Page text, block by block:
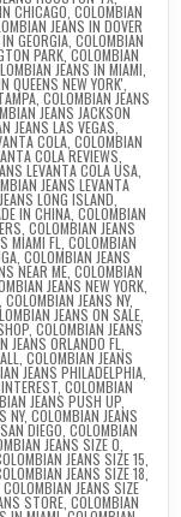
CHICAGO COLOMBIAN
JEANS IN DOVER
GEORGIA, COLOMBIAN
PARK ,COLOMBIAN
JEANS IN MIAMI
QUEENS NEW YORK'
COLOMBIAN JEANS
JEANS JACKSON
JEANS LAS VEGAS
COLA, COLOMBIAN
COLA REVIEWS
LEVANTA COLA USA
JEANS LEVANTA
LONG ISLAND
IN CHINA, COLOMBIAN
COLOMBIAN JEANS
MIAMI FL COLOMBIAN
COLOMBIAN JEANS
NEAR ME COLOMBIAN
JEANS NEW YORK
COLOMBIAN JEANS NY,
JEANS ON SALE
, COLOMBIAN JEANS
JEANS ORLANDO FL
COLOMBIAN JEANS
JEANS PHILADELPHIA,
COLOMBIAN
JEANS PUSH UP
NY, COLOMBIAN JEANS
DIEGO COLOMBIAN
JEANS SIZE 0
JEANS SIZE 15
JEANS SIZE 18,
COLOMBIAN JEANS SIZE
STORE COLOMBIAN